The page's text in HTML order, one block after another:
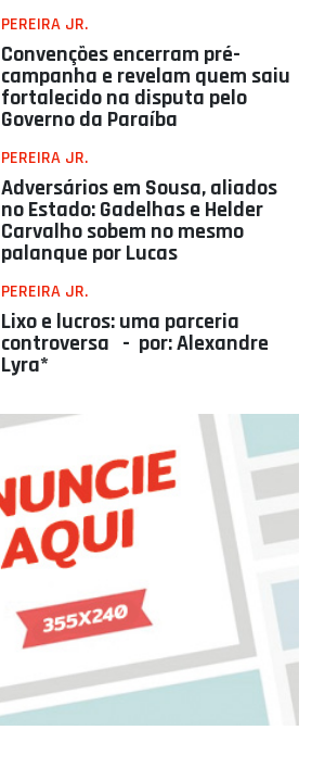
PEREIRA JR.
Convenções encerram pré-
campanha e revelam quem saiu
fortalecido na disputa pelo
Governo da Paraíba
PEREIRA JR.
Adversários em Sousa, aliados
no Estado: Gadelhas e Helder
Carvalho sobem no mesmo
palanque por Lucas
PEREIRA JR.
Lixo e lucros: uma parceria
controversa - por: Alexandre
Lyra*